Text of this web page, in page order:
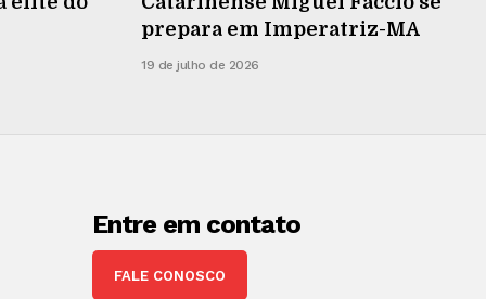
prepara em Imperatriz-MA
19 de julho de 2026
Entre em contato
FALE CONOSCO